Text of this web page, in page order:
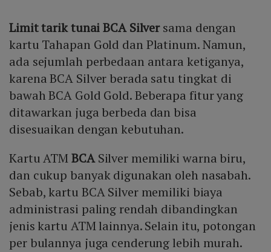
Limit tarik tunai BCA Silversama dengan
kartu Tahapan Gold dan Platinum. Namun,
ada sejumlah perbedaan antara ketiganya,
karena BCA Silver berada satu tingkat di
bawah BCA Gold Gold. Beberapa fitur yang
ditawarkan juga berbeda dan bisa
disesuaikan dengan kebutuhan.
Kartu ATMBCASilver memiliki warna biru,
dan cukup banyak digunakan oleh nasabah.
Sebab, kartu BCA Silver memiliki biaya
administrasi paling rendah dibandingkan
jenis kartu ATM lainnya. Selain itu, potongan
per bulannya juga cenderung lebih murah.